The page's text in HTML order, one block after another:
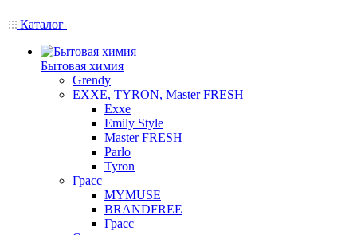
Каталог
Бытовая химия
Grendy
EXXE, TYRON, Master FRESH
Exxe
Emily Style
Master FRESH
Parlo
Tyron
Грасс
MYMUSE
BRANDFREE
Грасс